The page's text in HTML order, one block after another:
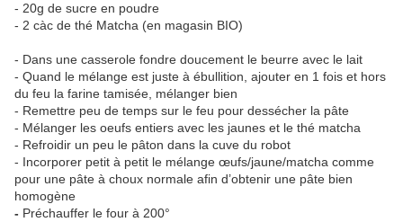
- 20g de sucre en poudre
- 2 càc de thé Matcha (en magasin BIO)
- Dans une casserole fondre doucement le beurre avec le lait
- Quand le mélange est juste à ébullition, ajouter en 1 fois et hors
du feu la farine tamisée, mélanger bien
- Remettre peu de temps sur le feu pour dessécher la pâte
- Mélanger les oeufs entiers avec les jaunes et le thé matcha
- Refroidir un peu le pâton dans la cuve du robot
- Incorporer petit à petit le mélange œufs/jaune/matcha comme
pour une pâte à choux normale afin d’obtenir une pâte bien
homogène
- Préchauffer le four à 200°